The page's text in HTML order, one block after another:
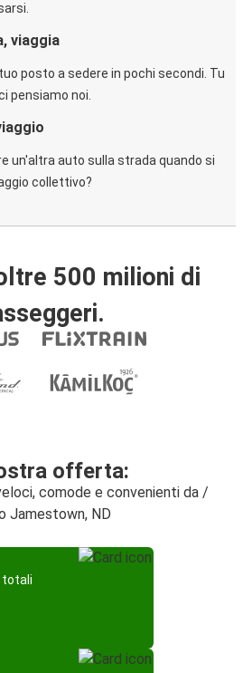
viaggia
posto a sedere in pochi secondi. Tu
pensiamo noi.
un'altra auto sulla strada quando si
collettivo?
500 milioni di
offerta:
comode e convenienti da /
Jamestown, ND
totali